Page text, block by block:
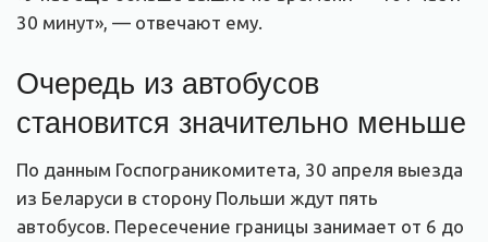
30 минут», — отвечают ему.
Очередь из автобусов
становится значительно меньше
По данным Госпограникомитета, 30 апреля выезда
из Беларуси в сторону Польши ждут пять
автобусов. Пересечение границы занимает от 6 до